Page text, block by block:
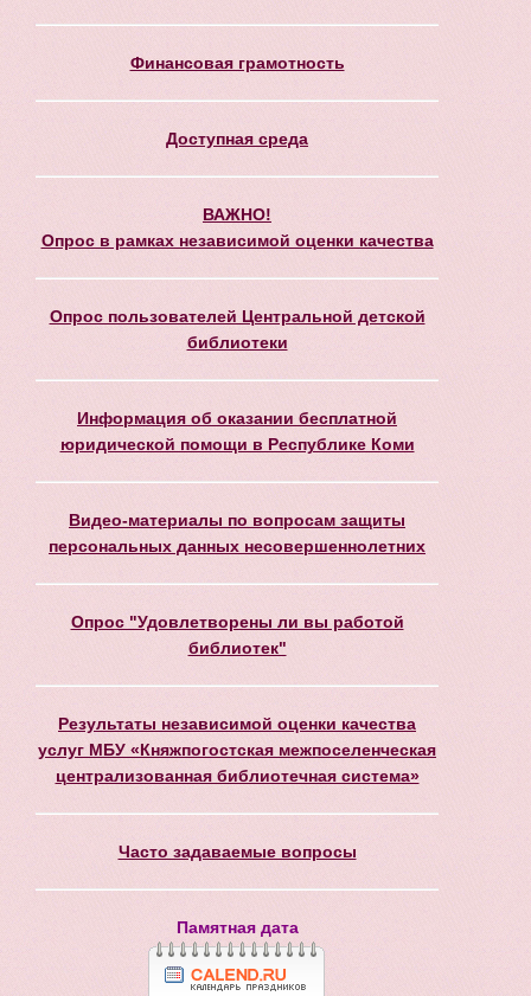
Финансовая грамотность
Доступная среда
ВАЖНО!
Опрос в рамках независимой оценки качества
Опрос пользователей Центральной детской
библиотеки
Информация об оказании бесплатной
юридической помощи в Республике Коми
Видео-материалы по вопросам защиты
персональных данных несовершеннолетних
Опрос "Удовлетворены ли вы работой
библиотек"
Результаты независимой оценки качества
услуг МБУ «Княжпогостская межпоселенческая
централизованная библиотечная система»
Часто задаваемые вопросы
Памятная дата